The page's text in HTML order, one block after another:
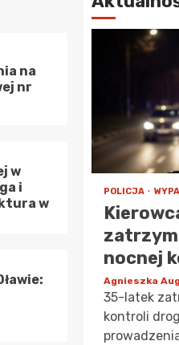
na
nr
w
i
w
POLICJA
nocnej
Agnieszka
35-latek
kontroli